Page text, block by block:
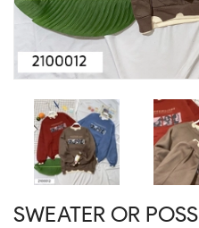
SWEATER OR POSS